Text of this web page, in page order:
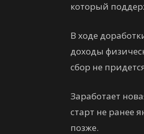
который
В ходе
доходы
сбор не
Заработает
старт не ранее
позже.